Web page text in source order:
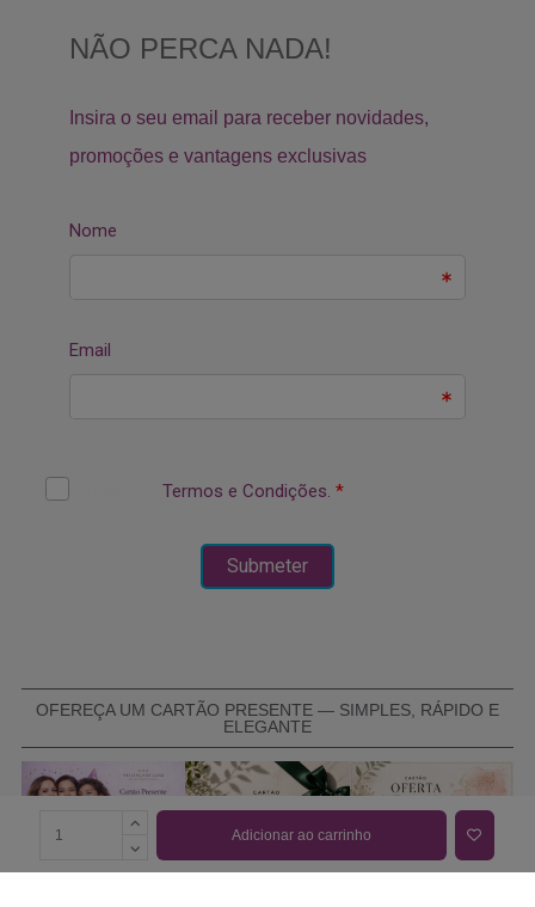
Adicionar ao carrinho
OFEREÇA UM CARTÃO PRESENTE — SIMPLES, RÁPIDO E
ELEGANTE